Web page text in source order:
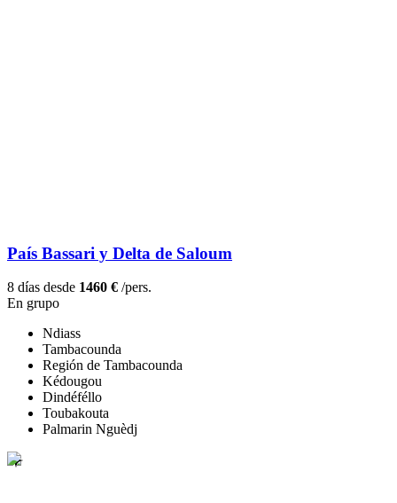
País Bassari y Delta de Saloum
8 días desde 1460 € /pers.
En grupo
Ndiass
Tambacounda
Región de Tambacounda
Kédougou
Dindéféllo
Toubakouta
Palmarin Nguèdj